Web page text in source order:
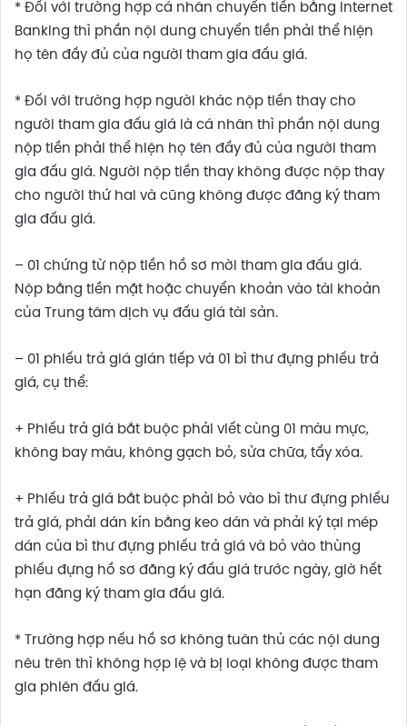
* Đối với trường hợp cá nhân chuyển tiền bằng Internet
Banking thì phần nội dung chuyển tiền phải thể hiện
họ tên đầy đủ của người tham gia đấu giá.
* Đối với trường hợp người khác nộp tiền thay cho
người tham gia đấu giá là cá nhân thì phần nội dung
nộp tiền phải thể hiện họ tên đầy đủ của người tham
gia đấu giá. Người nộp tiền thay không được nộp thay
cho người thứ hai và cũng không được đăng ký tham
gia đấu giá.
– 01 chứng từ nộp tiền hồ sơ mời tham gia đấu giá.
Nộp bằng tiền mặt hoặc chuyển khoản vào tài khoản
của Trung tâm dịch vụ đấu giá tài sản.
– 01 phiếu trả giá gián tiếp và 01 bì thư đựng phiếu trả
giá, cụ thể:
+ Phiếu trả giá bắt buộc phải viết cùng 01 màu mực,
không bay màu, không gạch bỏ, sửa chữa, tẩy xóa.
+ Phiếu trả giá bắt buộc phải bỏ vào bì thư đựng phiếu
trả giá, phải dán kín bằng keo dán và phải ký tại mép
dán của bì thư đựng phiếu trả giá và bỏ vào thùng
phiếu đựng hồ sơ đăng ký đấu giá trước ngày, giờ hết
hạn đăng ký tham gia đấu giá.
* Trường hợp nếu hồ sơ không tuân thủ các nội dung
nêu trên thì không hợp lệ và bị loại không được tham
gia phiên đấu giá.